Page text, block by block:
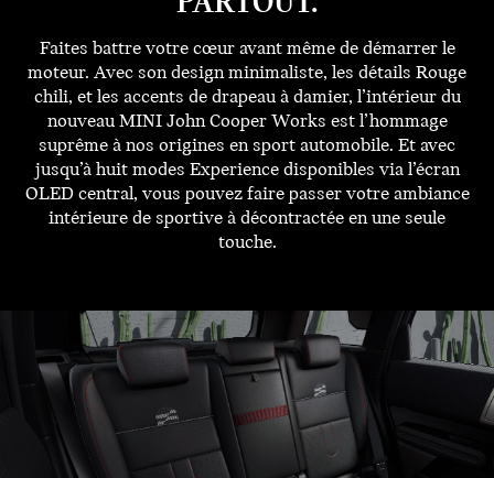
Faites battre votre cœur avant même de démarrer le
moteur. Avec son design minimaliste, les détails Rouge
chili, et les accents de drapeau à damier, l’intérieur du
nouveau MINI John Cooper Works est l’hommage
suprême à nos origines en sport automobile. Et avec
jusqu’à huit modes Experience disponibles via l’écran
OLED central, vous pouvez faire passer votre ambiance
intérieure de sportive à décontractée en une seule
touche.